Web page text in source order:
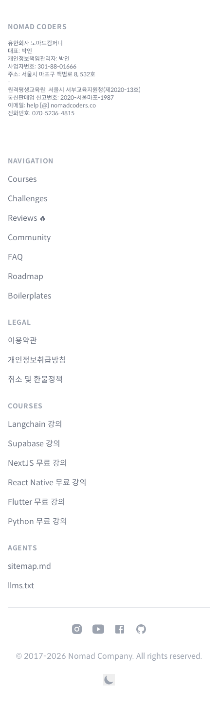
NOMAD CODERS
유한회사 노마드컴퍼니
대표: 박인
개인정보책임관리자: 박인
사업자번호: 301-88-01666
주소: 서울시 마포구 백범로 8, 532호
-
원격평생교육원: 서울시 서부교육지원청(제2020-13호)
통신판매업 신고번호: 2020-서울마포-1987
이메일: help [@] nomadcoders.co
전화번호: 070-5236-4815
NAVIGATION
Courses
Challenges
Reviews 🔥
Community
FAQ
Roadmap
Boilerplates
LEGAL
이용약관
개인정보취급방침
취소 및 환불정책
COURSES
Langchain 강의
Supabase 강의
NextJS 무료 강의
React Native 무료 강의
Flutter 무료 강의
Python 무료 강의
AGENTS
sitemap.md
llms.txt
InstagramYoutubeFacebookGitHub
© 2017-2026 Nomad Company. All rights reserved.